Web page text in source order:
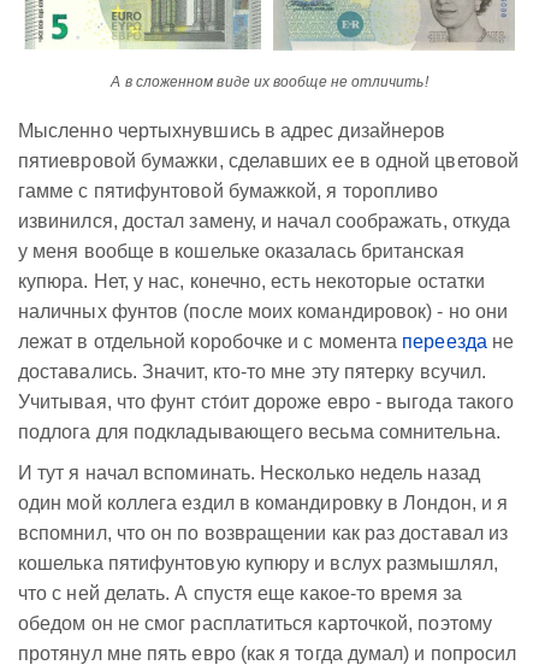
А в сложенном виде их вообще не отличить!
Мысленно чертыхнувшись в адрес дизайнеров
пятиевровой бумажки, сделавших ее в одной цветовой
гамме с пятифунтовой бумажкой, я торопливо
извинился, достал замену, и начал соображать, откуда
у меня вообще в кошельке оказалась британская
купюра. Нет, у нас, конечно, есть некоторые остатки
наличных фунтов (после моих командировок) - но они
лежат в отдельной коробочке и с момента переезда не
доставались. Значит, кто-то мне эту пятерку всучил.
Учитывая, что фунт сто́ит дороже евро - выгода такого
подлога для подкладывающего весьма сомнительна.
И тут я начал вспоминать. Несколько недель назад
один мой коллега ездил в командировку в Лондон, и я
вспомнил, что он по возвращении как раз доставал из
кошелька пятифунтовую купюру и вслух размышлял,
что с ней делать. А спустя еще какое-то время за
обедом он не смог расплатиться карточкой, поэтому
протянул мне пять евро (как я тогда думал) и попросил